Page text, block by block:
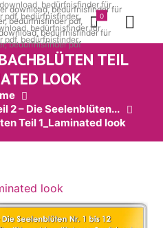
0
TEIL
LOOK
2 – Die Seelenblüten...
Teil 1_Laminated look
look